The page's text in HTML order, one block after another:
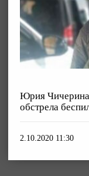
Юрия Чичерина
обстрела
2.10.2020 11:30